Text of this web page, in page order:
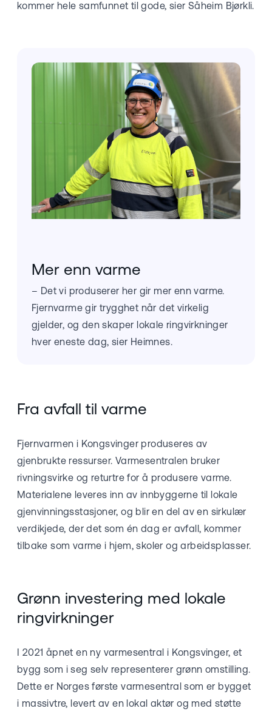
kommer hele samfunnet til gode, sier Såheim Bjørkli.
Mer enn varme
– Det vi produserer her gir mer enn varme.
Fjernvarme gir trygghet når det virkelig
gjelder, og den skaper lokale ringvirkninger
hver eneste dag, sier Heimnes.
Fra avfall til varme
Fjernvarmen i Kongsvinger produseres av
gjenbrukte ressurser. Varmesentralen bruker
rivningsvirke og returtre for å produsere varme.
Materialene leveres inn av innbyggerne til lokale
gjenvinningsstasjoner, og blir en del av en sirkulær
verdikjede, der det som én dag er avfall, kommer
tilbake som varme i hjem, skoler og arbeidsplasser.
Grønn investering med lokale
ringvirkninger
I 2021 åpnet en ny varmesentral i Kongsvinger, et
bygg som i seg selv representerer grønn omstilling.
Dette er Norges første varmesentral som er bygget
i massivtre, levert av en lokal aktør og med støtte